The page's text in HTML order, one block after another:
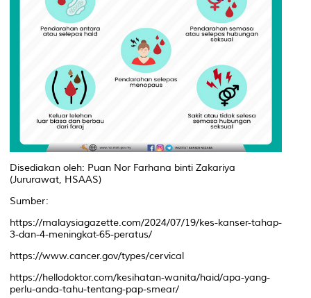
Disediakan oleh: Puan Nor Farhana binti Zakariya
(Jururawat, HSAAS)
Sumber:
https://malaysiagazette.com/2024/07/19/kes-kanser-tahap-
3-dan-4-meningkat-65-peratus/
https://www.cancer.gov/types/cervical
https://hellodoktor.com/kesihatan-wanita/haid/apa-yang-
perlu-anda-tahu-tentang-pap-smear/